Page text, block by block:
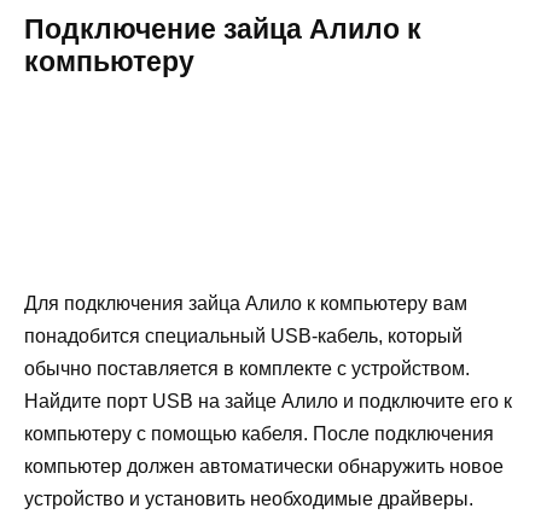
Подключение зайца Алило к
компьютеру
Для подключения зайца Алило к компьютеру вам
понадобится специальный USB-кабель, который
обычно поставляется в комплекте с устройством.
Найдите порт USB на зайце Алило и подключите его к
компьютеру с помощью кабеля. После подключения
компьютер должен автоматически обнаружить новое
устройство и установить необходимые драйверы.